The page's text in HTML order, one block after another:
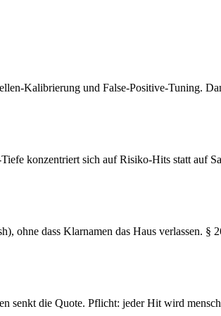
Kalibrierung und False-Positive-Tuning.
konzentriert sich auf Risiko-Hits statt auf
ohne dass Klarnamen das Haus verlassen.
senkt die Quote. Pflicht: jeder Hit wird